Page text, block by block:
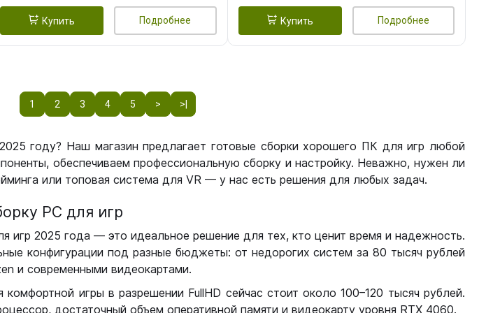
Купить Подробнее Купить Подробнее
1 2 3 4 5 > >|
году? Наш магазин предлагает готовые сборки хорошего ПК для игр любой
обеспечиваем профессиональную сборку и настройку. Неважно, нужен ли
или топовая система для VR — у нас есть решения для любых задач.
РС для игр
игр 2025 года — это идеальное решение для тех, кто ценит время и надежность.
конфигурации под разные бюджеты: от недорогих систем за 80 тысяч рублей
и современными видеокартами.
игры в разрешении FullHD сейчас стоит около 100–120 тысяч рублей.
достаточный объем оперативной памяти и видеокарту уровня RTX 4060.